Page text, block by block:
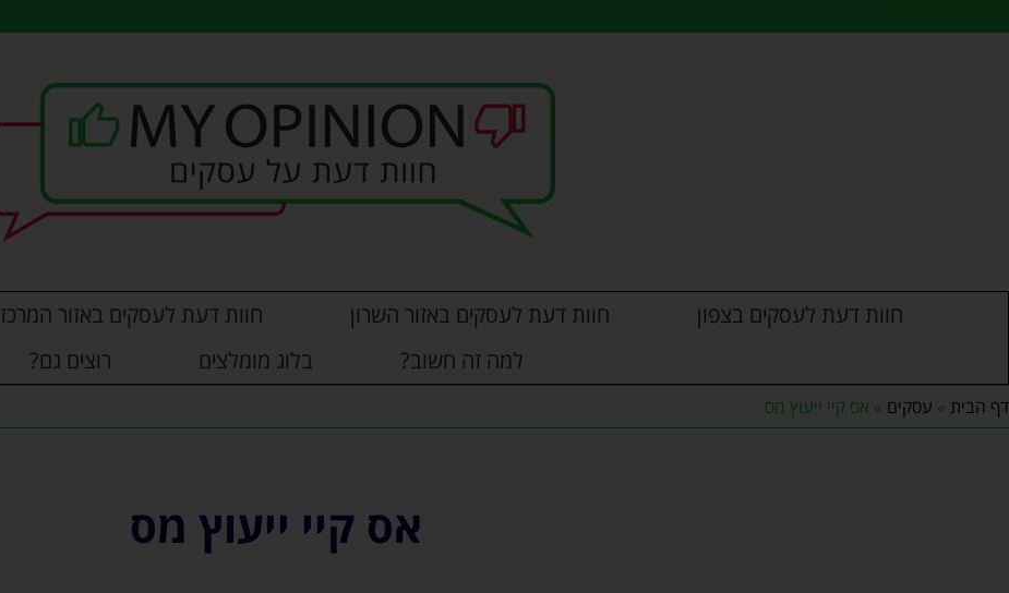
חוות דעת לעסקים בצפון חוות דעת לעסקים באזור השרון חוות דעת לעסקים באזור המרכז
למה זה חשוב?
בלוג מומלצים רוצים גם?
דף הבית » עסקים » אס קיי ייעוץ מס
אס קיי ייעוץ מס